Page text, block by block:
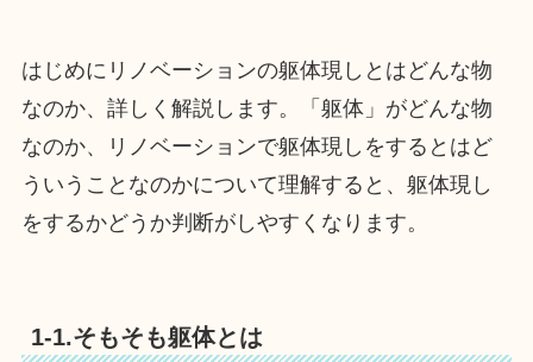
はじめにリノベーションの躯体現しとはどんな物
なのか、詳しく解説します。「躯体」がどんな物
なのか、リノベーションで躯体現しをするとはど
ういうことなのかについて理解すると、躯体現し
をするかどうか判断がしやすくなります。
1-1.そもそも躯体とは